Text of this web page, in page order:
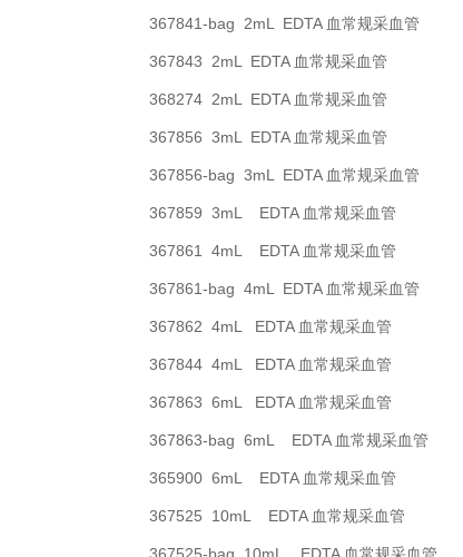
367841-bag 2mL EDTA 血常规采血管
367843 2mL EDTA 血常规采血管
368274 2mL EDTA 血常规采血管
367856 3mL EDTA 血常规采血管
367856-bag 3mL EDTA 血常规采血管
367859 3mL EDTA 血常规采血管
367861 4mL EDTA 血常规采血管
367861-bag 4mL EDTA 血常规采血管
367862 4mL EDTA 血常规采血管
367844 4mL EDTA 血常规采血管
367863 6mL EDTA 血常规采血管
367863-bag 6mL EDTA 血常规采血管
365900 6mL EDTA 血常规采血管
367525 10mL EDTA 血常规采血管